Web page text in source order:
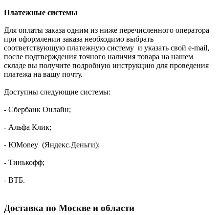
Платежные системы
Для оплаты заказа одним из ниже перечисленного оператора
при оформлении заказа необходимо выбрать
соответствующую платежную систему и указать свой e-mail,
после подтверждения точного наличия товара на нашем
складе вы получите подробную инструкцию для проведения
платежа на вашу почту.
Доступны следующие системы:
- Сбербанк Онлайн;
- Альфа Клик;
- ЮMoney (Яндекс.Деньги);
- Тинькофф;
- ВТБ.
Доставка по Москве и области